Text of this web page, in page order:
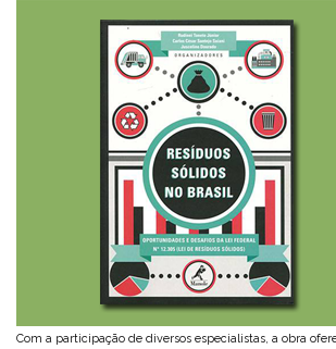
Com a participação de diversos especialistas, a obra